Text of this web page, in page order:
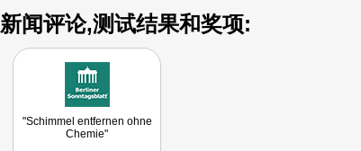
新闻评论,测试结果和奖项:
"Schimmel entfernen ohne
Chemie"